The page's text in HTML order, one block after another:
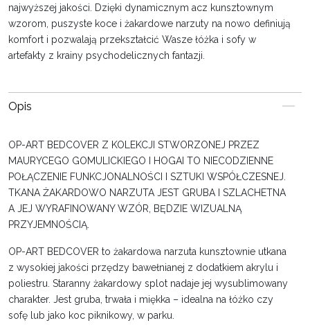
najwyższej jakości. Dzięki dynamicznym acz kunsztownym
wzorom, puszyste koce i żakardowe narzuty na nowo definiują
komfort i pozwalają przekształcić Wasze łóżka i sofy w
artefakty z krainy psychodelicznych fantazji.
Opis
OP-ART BEDCOVER Z KOLEKCJI STWORZONEJ PRZEZ
MAURYCEGO GOMULICKIEGO I HOGAI TO NIECODZIENNE
POŁĄCZENIE FUNKCJONALNOŚCI I SZTUKI WSPÓŁCZESNEJ.
TKANA ŻAKARDOWO NARZUTA JEST GRUBA I SZLACHETNA
A JEJ WYRAFINOWANY WZÓR, BĘDZIE WIZUALNĄ
PRZYJEMNOŚCIĄ.
OP-ART BEDCOVER to żakardowa narzuta kunsztownie utkana
z wysokiej jakości przędzy bawełnianej z dodatkiem akrylu i
poliestru. Staranny żakardowy splot nadaje jej wysublimowany
charakter. Jest gruba, trwała i miękka – idealna na łóżko czy
sofę lub jako koc piknikowy, w parku.